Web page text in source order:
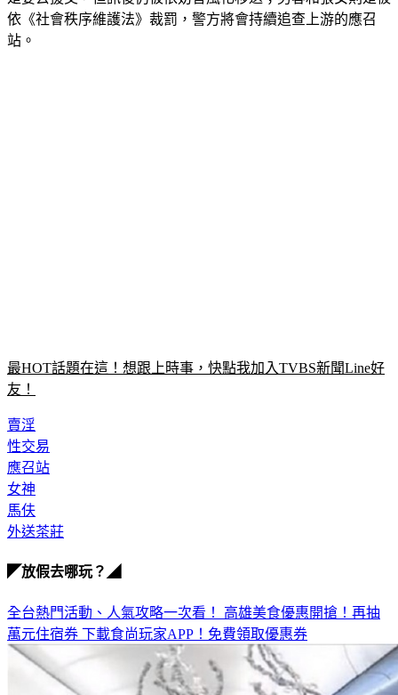
站。
友！
性交易
應召站
女神
馬伕
外送茶莊
萬元住宿券下載食尚玩家APP！免費領取優惠券